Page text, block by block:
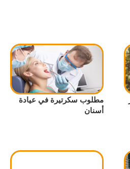
مطلوب سكرتيرة في عيادة
أسنان